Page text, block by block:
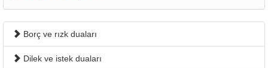
Borç ve rızk duaları
Dilek ve istek duaları